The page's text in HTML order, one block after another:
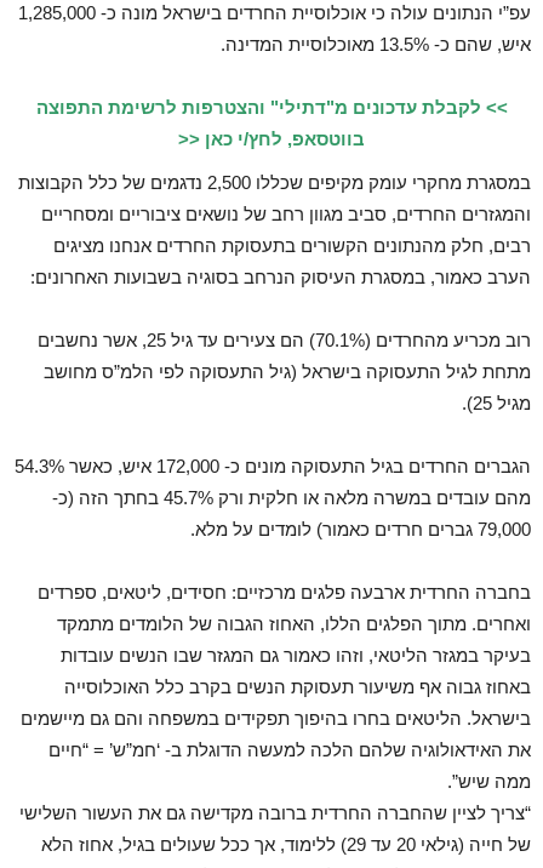
עפ”י הנתונים עולה כי אוכלוסיית החרדים בישראל מונה כ- 1,285,000
איש, שהם כ- 13.5% מאוכלוסיית המדינה.
>> לקבלת עדכונים מ"דתילי" והצטרפות לרשימת התפוצה
בווטסאפ, לחץ/י כאן <<
במסגרת מחקרי עומק מקיפים שכללו 2,500 נדגמים של כלל הקבוצות
והמגזרים החרדים, סביב מגוון רחב של נושאים ציבוריים ומסחריים
רבים, חלק מהנתונים הקשורים בתעסוקת החרדים אנחנו מציגים
הערב כאמור, במסגרת העיסוק הנרחב בסוגיה בשבועות האחרונים:
רוב מכריע מהחרדים (70.1%) הם צעירים עד גיל 25, אשר נחשבים
מתחת לגיל התעסוקה בישראל (גיל התעסוקה לפי הלמ”ס מחושב
מגיל 25).
הגברים החרדים בגיל התעסוקה מונים כ- 172,000 איש, כאשר 54.3%
מהם עובדים במשרה מלאה או חלקית ורק 45.7% בחתך הזה (כ-
79,000 גברים חרדים כאמור) לומדים על מלא.
בחברה החרדית ארבעה פלגים מרכזיים: חסידים, ליטאים, ספרדים
ואחרים. מתוך הפלגים הללו, האחוז הגבוה של הלומדים מתמקד
בעיקר במגזר הליטאי, וזהו כאמור גם המגזר שבו הנשים עובדות
באחוז גבוה אף משיעור תעסוקת הנשים בקרב כלל האוכלוסייה
בישראל. הליטאים בחרו בהיפוך תפקידים במשפחה והם גם מיישמים
את האידאולוגיה שלהם הלכה למעשה הדוגלת ב- ‘חמ”ש’ = “חיים
ממה שיש”.
“צריך לציין שהחברה החרדית ברובה מקדישה גם את העשור השלישי
של חייה (גילאי 20 עד 29) ללימוד, אך ככל שעולים בגיל, אחוז הלא